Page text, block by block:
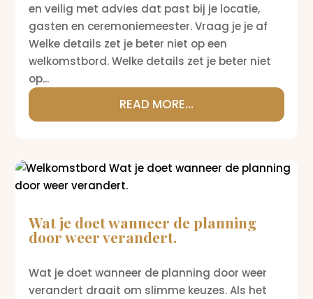
en veilig met advies dat past bij je locatie,
gasten en ceremoniemeester. Vraag je je af
Welke details zet je beter niet op een
welkomstbord. Welke details zet je beter niet
op...
READ MORE...
Wat je doet wanneer de planning
door weer verandert.
Wat je doet wanneer de planning door weer
verandert draait om slimme keuzes. Als het